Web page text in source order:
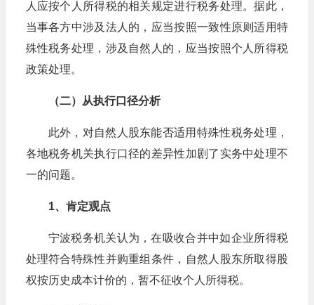
人应按个人所得税的相关规定进行税务处理。据此，
当事各方中涉及法人的，应当按照一致性原则适用特
殊性税务处理，涉及自然人的，应当按照个人所得税
政策处理。
（二）从执行口径分析
此外，对自然人股东能否适用特殊性税务处理，
各地税务机关执行口径的差异性加剧了实务中处理不
一的问题。
1、肯定观点
宁波税务机关认为，在吸收合并中如企业所得税
处理符合特殊性并购重组条件，自然人股东所取得股
权按历史成本计价的，暂不征收个人所得税。